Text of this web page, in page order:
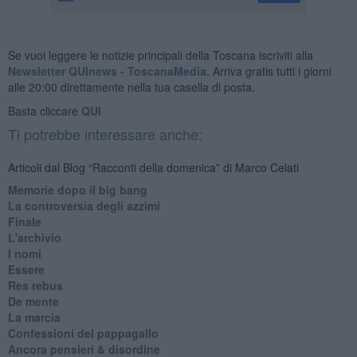
Se vuoi leggere le notizie principali della Toscana iscriviti alla
Newsletter QUInews - ToscanaMedia. Arriva gratis tutti i giorni
alle 20:00 direttamente nella tua casella di posta.
Basta cliccare QUI
Ti potrebbe interessare anche:
Articoli dal Blog “Racconti della domenica” di Marco Celati
Memorie dopo il big bang
La controversia degli azzimi
Finale
L'archivio
I nomi
Essere
Res rebus
De mente
La marcia
Confessioni del pappagallo
Ancora pensieri & disordine